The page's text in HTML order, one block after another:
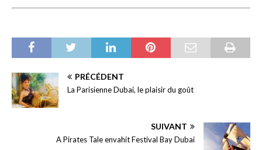
PRÉCÉDENT
La Parisienne Dubai, le plaisir du goût
SUIVANT
A Pirates Tale envahit Festival Bay Dubai